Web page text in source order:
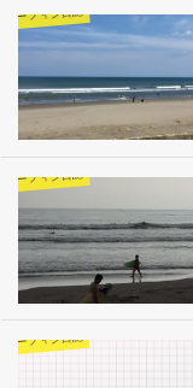
サーフィン日記
サーフィン日記
サーフィン日記